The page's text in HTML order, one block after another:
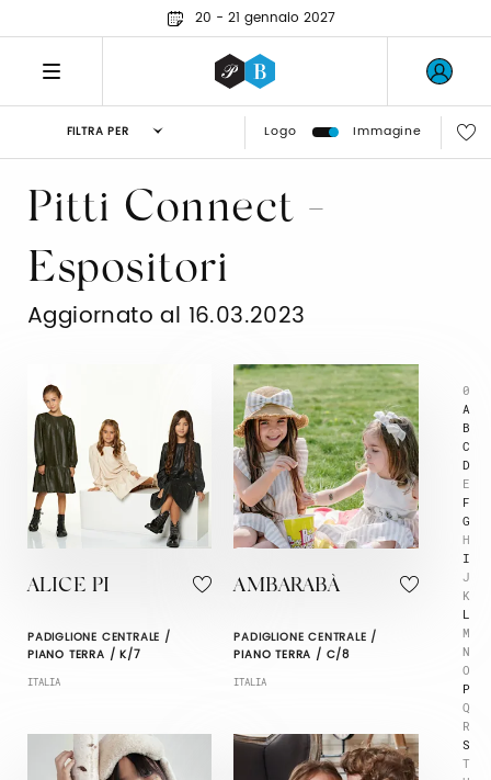
20 - 21 gennaio 2027
FILTRA PER Logo Immagine
0
A
B
C
D
E
F
G
H
I
J
K
L
M
N
O
P
Q
R
S
T
Pitti Connect -
Espositori
Aggiornato al 16.03.2023
ALICE PI
PADIGLIONE CENTRALE /
PIANO TERRA / K/7
ITALIA
AMBARABÀ
PADIGLIONE CENTRALE /
PIANO TERRA / C/8
ITALIA